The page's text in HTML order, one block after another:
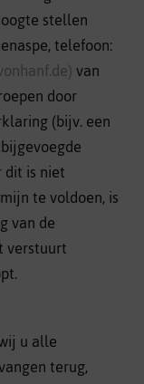
stellen
telefoon:
van
door
(bijv. een
is niet
te voldoen, is
van de
verstuurt
u alle
terug,